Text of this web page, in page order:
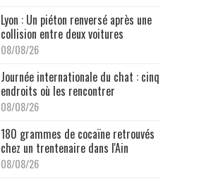
Lyon : Un piéton renversé après une
collision entre deux voitures
08/08/26
Journée internationale du chat : cinq
endroits où les rencontrer
08/08/26
180 grammes de cocaïne retrouvés
chez un trentenaire dans l'Ain
08/08/26